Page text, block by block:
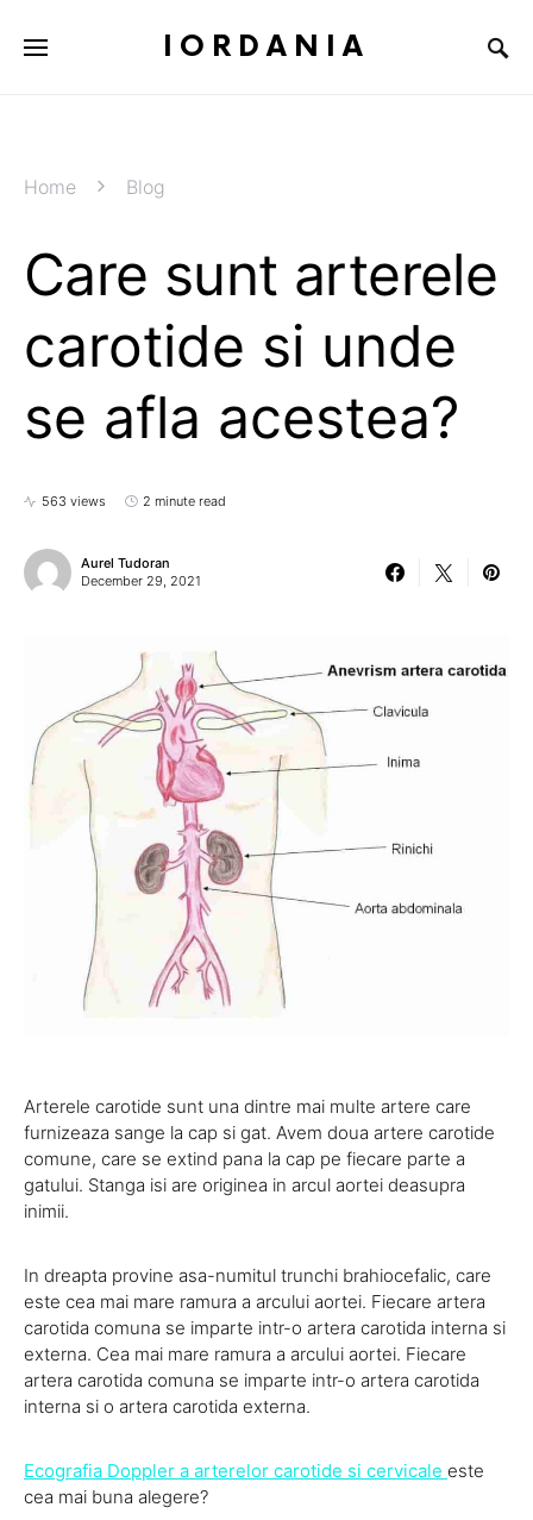
IORDANIA
Home Blog
Care sunt arterele
carotide si unde
se afla acestea?
563 views 2 minute read
Aurel Tudoran
December 29, 2021
Arterele carotide sunt una dintre mai multe artere care
furnizeaza sange la cap si gat. Avem doua artere carotide
comune, care se extind pana la cap pe fiecare parte a
gatului. Stanga isi are originea in arcul aortei deasupra
inimii.
In dreapta provine asa-numitul trunchi brahiocefalic, care
este cea mai mare ramura a arcului aortei. Fiecare artera
carotida comuna se imparte intr-o artera carotida interna si
externa. Cea mai mare ramura a arcului aortei. Fiecare
artera carotida comuna se imparte intr-o artera carotida
interna si o artera carotida externa.
Ecografia Doppler a arterelor carotide si cervicale este
cea mai buna alegere?